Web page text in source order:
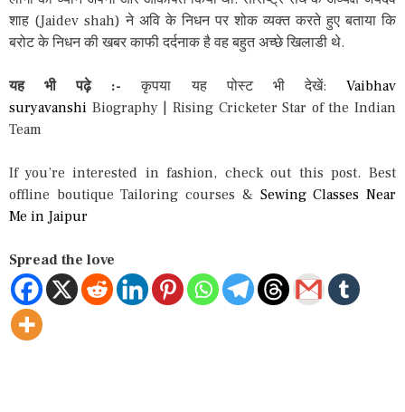
शाह (Jaidev shah) ने अवि के निधन पर शोक व्यक्त करते हुए बताया कि
बरोट के निधन की खबर काफी दर्दनाक है वह बहुत अच्छे खिलाडी थे.
यह भी पढ़े :- कृपया यह पोस्ट भी देखें:Vaibhav
suryavanshi Biography | Rising Cricketer Star of the Indian
Team
If you’re interested in fashion, check out this post. Best
offline boutique Tailoring courses & Sewing Classes Near
Me in Jaipur
Spread the love